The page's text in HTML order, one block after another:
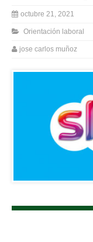
octubre 21, 2021
Orientación laboral
jose carlos muñoz